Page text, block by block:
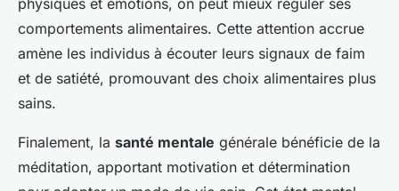
comportements alimentaires. Cette attention accrue
amène les individus à écouter leurs signaux de faim
et de satiété, promouvant des choix alimentaires plus
sains.
Finalement, la santé mentale générale bénéficie de la
méditation, apportant motivation et détermination